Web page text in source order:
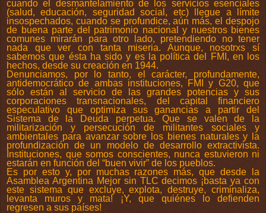
cuando el desmantelamiento de los servicios esenciales
(salud, educación, seguridad social, etc) llegue a límite
insospechados, cuando se profundice, aún más, el despojo
de buena parte del patrimonio nacional y nuestros bienes
comunes mirarán para otro lado, pretendiendo no tener
nada que ver con tanta miseria. Aunque, nosotrxs sí
sabemos que ésta ha sido y es la política del FMI, en los
hechos, desde su creación en 1944.
Denunciamos, por lo tanto, el carácter, profundamente,
antidemocrático de ambas instituciones, FMI y G20, que
sólo están al servicio de las grandes potencias y sus
corporaciones transnacionales, del capital financiero
especulativo que optimiza sus ganancias a partir del
Sistema de la Deuda perpetua. Que se valen de la
militarización y persecución de militantes sociales y
ambientales para avanzar sobre los bienes naturales y la
profundización de un modelo de desarrollo extractivista.
Instituciones, que somos conscientes, nunca estuvieron ni
estarán en función del “buen vivir” de los pueblos.
Es por esto y, por muchas razones más, que desde la
Asamblea Argentina Mejor sin TLC decimos ¡basta ya con
este sistema que excluye, explota, destruye, criminaliza,
levanta muros y mata! ¡Y, que quiénes lo defienden
regresen a sus países!